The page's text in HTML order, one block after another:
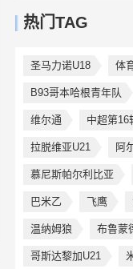
热门TAG
圣马力诺U18 体
B93哥本哈根青年队
维尔通 中超第16
拉脱维亚U21 阿
慕尼斯帕尔利比亚
巴米乙 飞鹰
温纳姆狼 布鲁蒙
哥斯达黎加U21